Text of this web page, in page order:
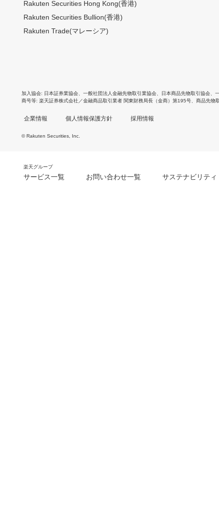
Rakuten Securities Hong Kong(香港)
Rakuten Securities Bullion(香港)
Rakuten Trade(マレーシア)
加入協会 日本証券業協会 一般社団法人金融先物取引業協会 日本商品先物取引協会
商号等 楽天証券株式会社／金融商品取引業者 関東財務局長（金商）第195号、商品先物
企業情報 個人情報保護方針 採用情報
© Rakuten Securities, Inc.
楽天グループ
サービス一覧 お問い合わせ一覧 サステナビリティ